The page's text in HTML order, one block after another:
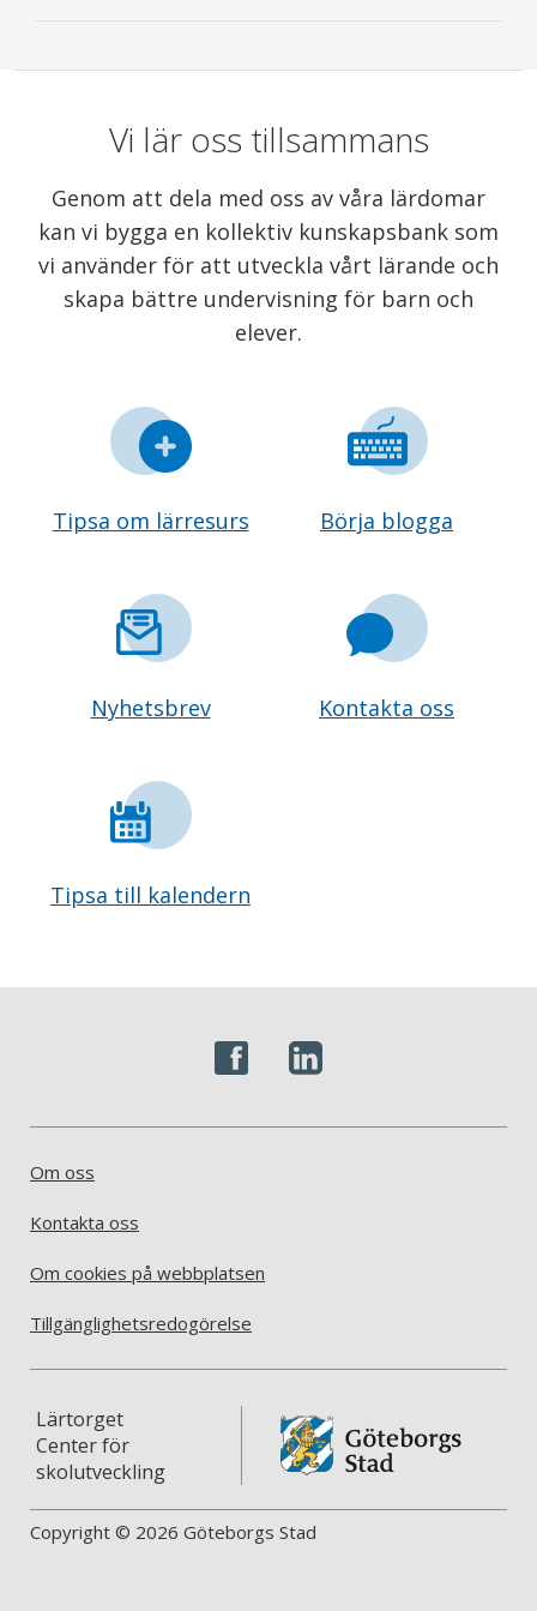
Vi lär oss tillsammans
Genom att dela med oss av våra lärdomar
kan vi bygga en kollektiv kunskapsbank som
vi använder för att utveckla vårt lärande och
skapa bättre undervisning för barn och
elever.
Tipsa om lärresurs Börja blogga
Nyhetsbrev Kontakta oss
Tipsa till kalendern
Om oss
Kontakta oss
Om cookies på webbplatsen
Tillgänglighetsredogörelse
Lärtorget
Center för
skolutveckling
Copyright © 2026 Göteborgs Stad